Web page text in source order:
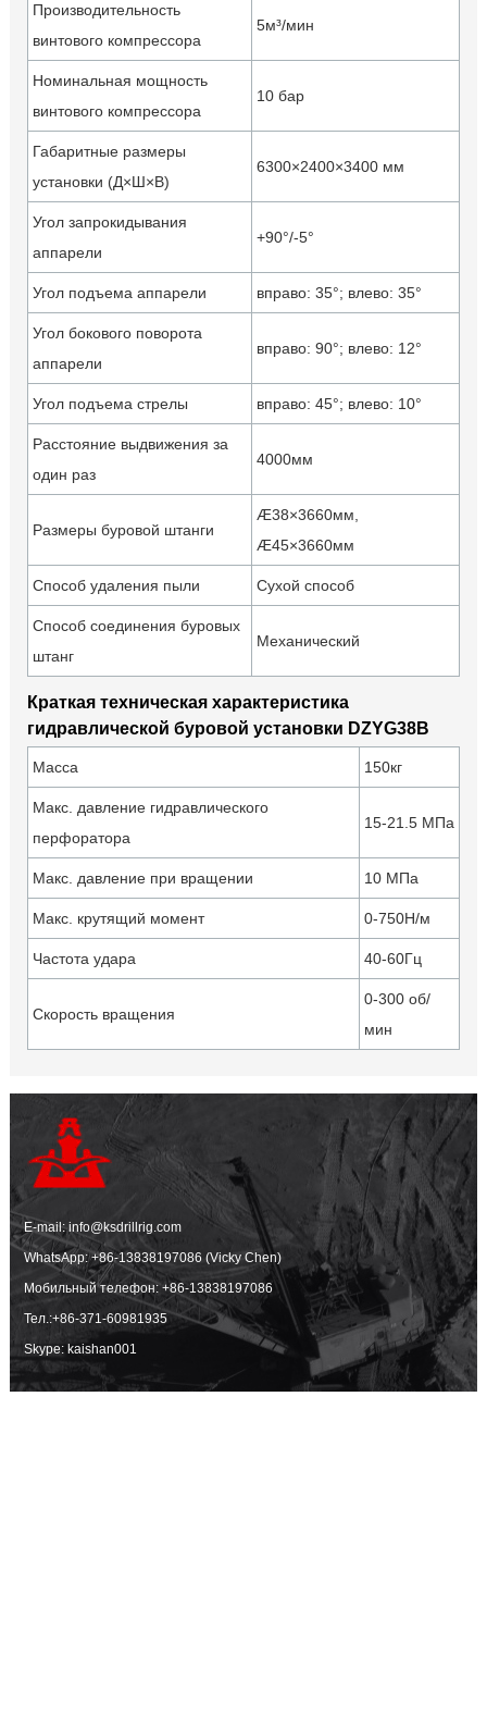
Производительность
винтового компрессора
5м³/мин
Номинальная мощность
винтового компрессора
10 бар
Габаритные размеры
установки (Д×Ш×В)
6300×2400×3400 мм
Угол запрокидывания
аппарели
+90°/-5°
Угол подъема аппарели вправо: 35°; влево: 35°
Угол бокового поворота
аппарели
вправо: 90°; влево: 12°
Угол подъема стрелы вправо: 45°; влево: 10°
Расстояние выдвижения за
один раз
4000мм
Размеры буровой штанги
Æ38×3660мм,
Æ45×3660мм
Способ удаления пыли Сухой способ
Способ соединения буровых
штанг
Механический
Краткая техническая характеристика
гидравлической буровой установки DZYG38B
Масса 150кг
Макс. давление гидравлического
перфоратора
15-21.5 МПа
Макс. давление при вращении 10 МПа
Макс. крутящий момент 0-750Н/м
Частота удара 40-60Гц
Скорость вращения
0-300 об/
мин
E-mail:info@ksdrillrig.com
WhatsApp:+86-13838197086 (Vicky Chen)
Мобильный телефон:+86-13838197086
Тел.:+86-371-60981935
Skype: kaishan001